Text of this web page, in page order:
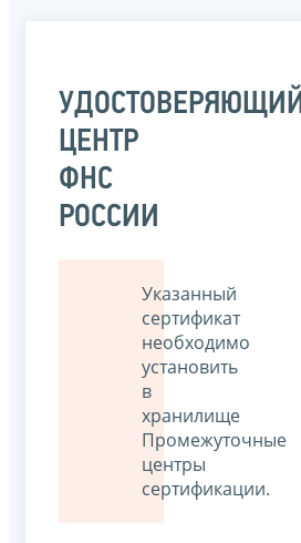
УДОСТОВЕРЯЮЩИЙ
ЦЕНТР
ФНС
РОССИИ
Указанный
сертификат
необходимо
установить
в
хранилище
Промежуточные
центры
сертификации.